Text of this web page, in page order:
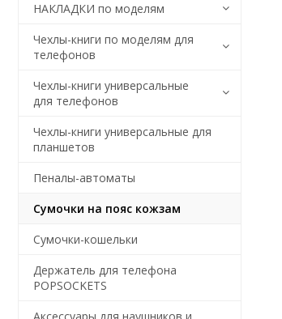
НАКЛАДКИ по моделям
Чехлы-книги по моделям для
телефонов
Чехлы-книги универсальные
для телефонов
Чехлы-книги универсальные для
планшетов
Пеналы-автоматы
Сумочки на пояс кожзам
Сумочки-кошельки
Держатель для телефона
POPSOCKETS